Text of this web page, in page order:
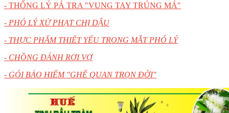
- THỐNG LÝ PÁ TRA "VUNG TAY TRÚNG MÁ"
- PHÓ LÝ XỬ PHẠT CHỊ DẬU
- THỰC PHẨM THIẾT YẾU TRONG MẮT PHÓ LÝ
- CHỒNG ĐÁNH RƠI VỢ
- GÓI BẢO HIỂM "GHẾ QUAN TRỌN ĐỜI"